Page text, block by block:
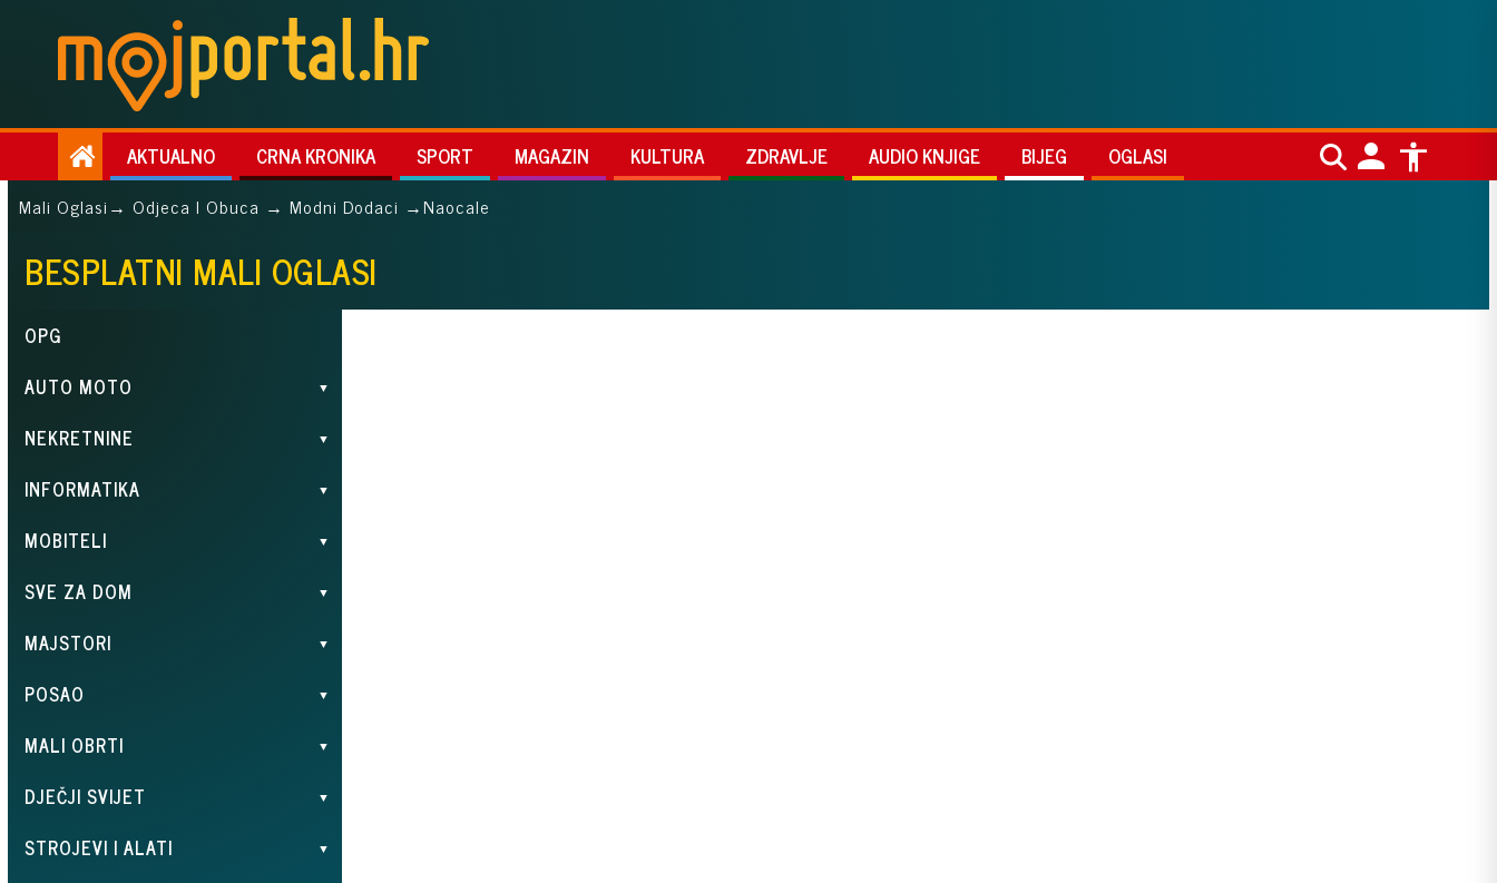
AKTUALNO CRNA KRONIKA SPORT MAGAZIN KULTURA ZDRAVLJE AUDIO KNJIGE BIJEG OGLASI
Mali Oglasi→ Odjeca I Obuca → Modni Dodaci →Naocale
BESPLATNI MALI OGLASI
OPG
AUTO MOTO
NEKRETNINE
INFORMATIKA
MOBITELI
SVE ZA DOM
MAJSTORI
POSAO
MALI OBRTI
DJEČJI SVIJET
STROJEVI I ALATI